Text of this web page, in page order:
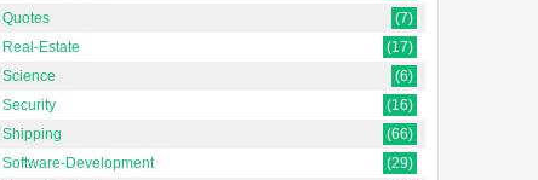
Quotes
(7)
Real-Estate
(17)
Science
(6)
Security
(16)
Shipping
(66)
Software-Development
(29)